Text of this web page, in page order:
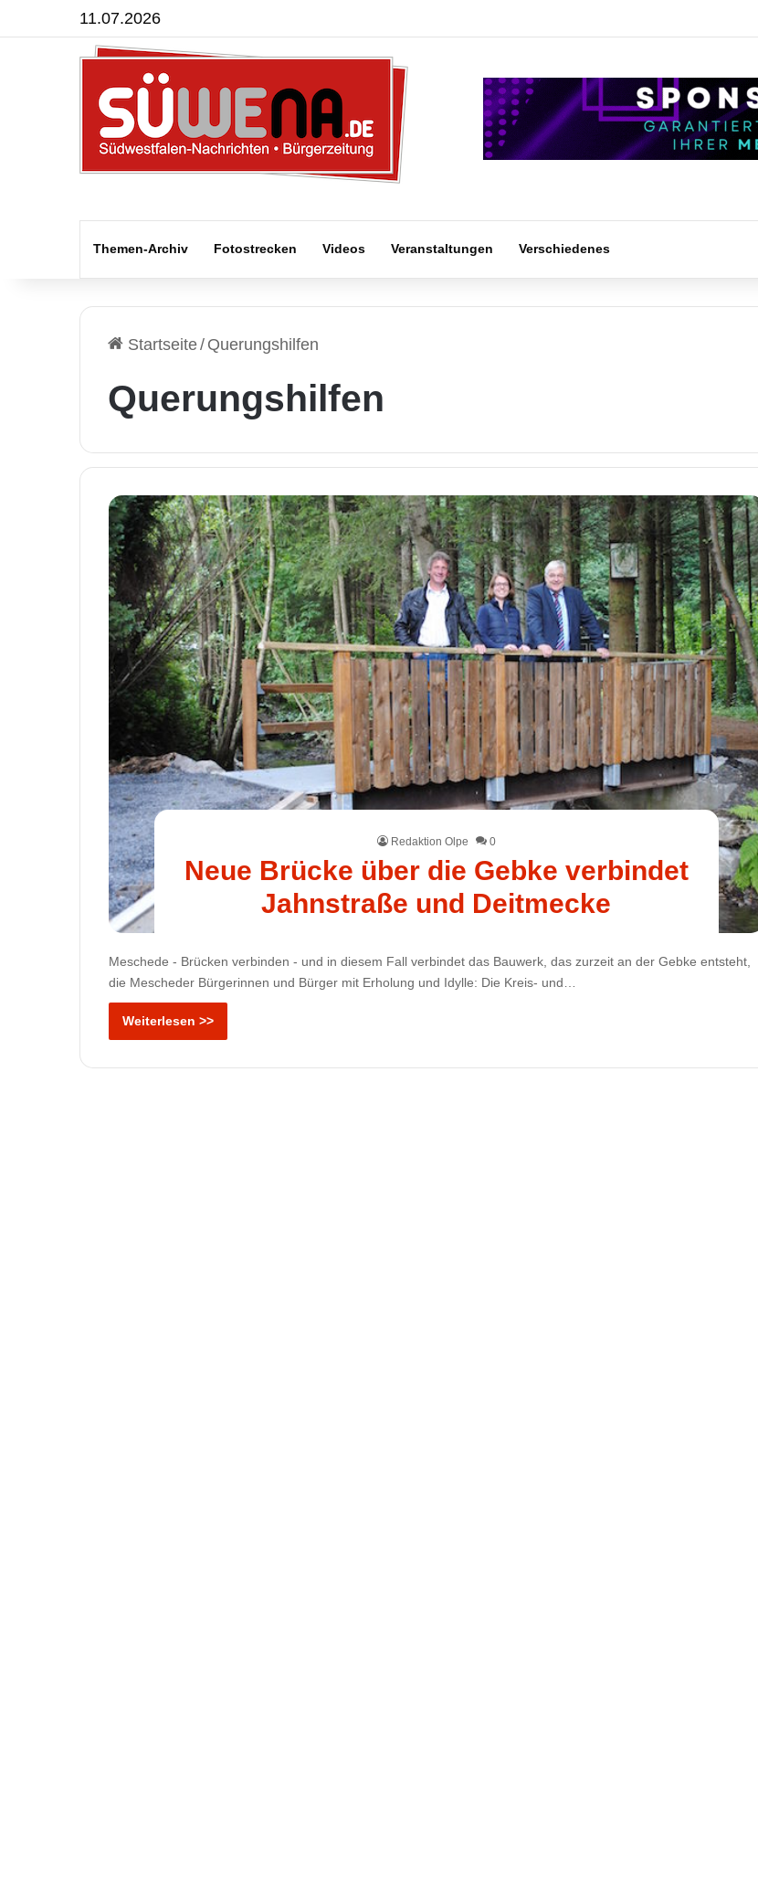
11.07.2026
Themen-Archiv Fotostrecken Videos Veranstaltungen Verschiedenes
Startseite/ Querungshilfen
Querungshilfen
Redaktion Olpe 0
Neue Brücke über die Gebke verbindet
Jahnstraße und Deitmecke
Meschede - Brücken verbinden - und in diesem Fall verbindet das Bauwerk, das zurzeit an der Gebke entsteht,
die Mescheder Bürgerinnen und Bürger mit Erholung und Idylle: Die Kreis- und…
Weiterlesen >>